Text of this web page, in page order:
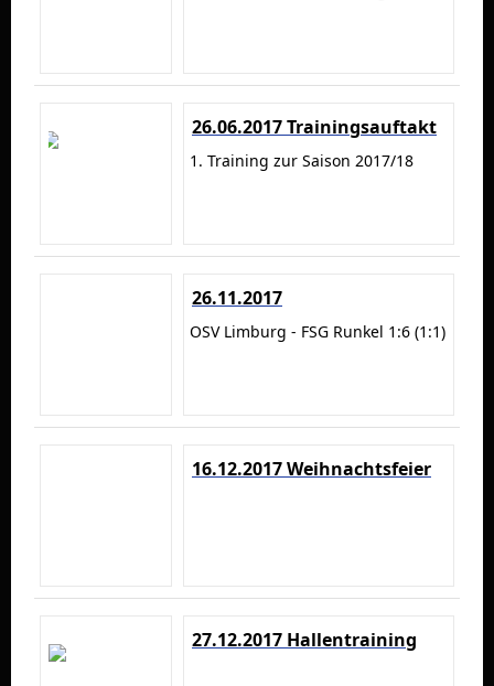
26.06.2017 Trainingsauftakt
1. Training zur Saison 2017/18
26.11.2017
OSV Limburg - FSG Runkel 1:6 (1:1)
16.12.2017 Weihnachtsfeier
27.12.2017 Hallentraining